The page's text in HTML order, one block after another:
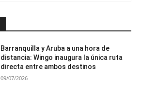
Barranquilla y Aruba a una hora de
distancia: Wingo inaugura la única ruta
directa entre ambos destinos
09/07/2026